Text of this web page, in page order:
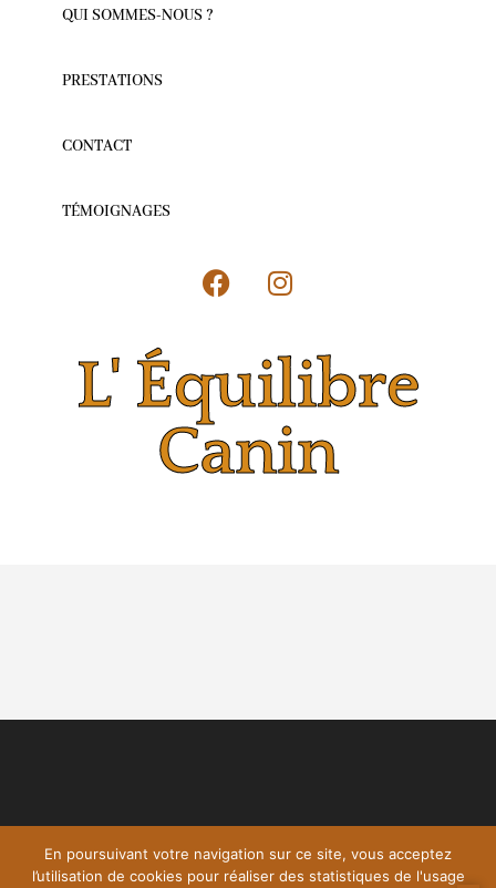
QUI SOMMES-NOUS ?
PRESTATIONS
CONTACT
TÉMOIGNAGES
L' Équilibre
Canin
En poursuivant votre navigation sur ce site, vous acceptez
l’utilisation de cookies pour réaliser des statistiques de l'usage